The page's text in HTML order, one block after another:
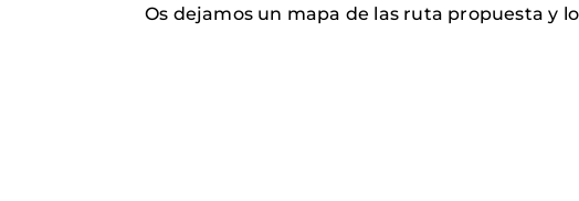
Os dejamos un mapa de las ruta propuesta y